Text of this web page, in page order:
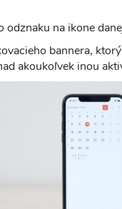
odznaku na ikone
bannera,
akoukoľvek inou